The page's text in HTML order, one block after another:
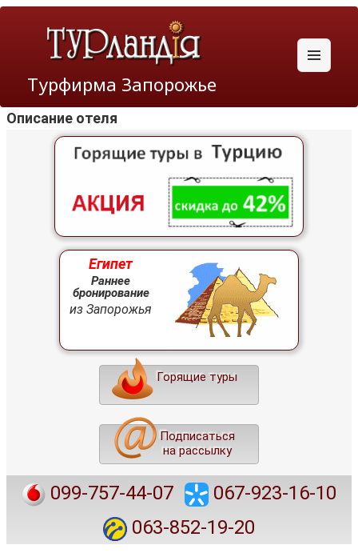
Турфирма Запорожье
виджеты
Описание отеля
Египет
Раннее
бронирование
из Запорожья
Горящие туры
Подписаться
на рассылку
099-757-44-07
067-923-16-10
063-852-19-20